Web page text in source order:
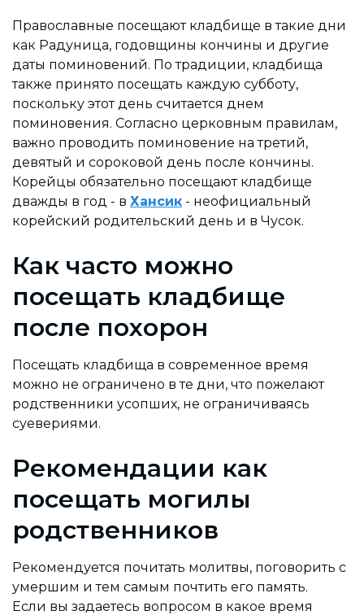
Православные посещают кладбище в такие дни
как Радуница, годовщины кончины и другие
даты поминовений. По традиции, кладбища
также принято посещать каждую субботу,
поскольку этот день считается днем
поминовения. Согласно церковным правилам,
важно проводить поминовение на третий,
девятый и сороковой день после кончины.
Корейцы обязательно посещают кладбище
дважды в год - в Хансик - неофициальный
корейский родительский день и в Чусок.
Как часто можно
посещать кладбище
после похорон
Посещать кладбища в современное время
можно не ограничено в те дни, что пожелают
родственники усопших, не ограничиваясь
суевериями.
Рекомендации как
посещать могилы
родственников
Рекомендуется почитать молитвы, поговорить с
умершим и тем самым почтить его память.
Если вы задаетесь вопросом в какое время